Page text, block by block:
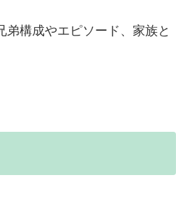
構成やエピソード、家族と